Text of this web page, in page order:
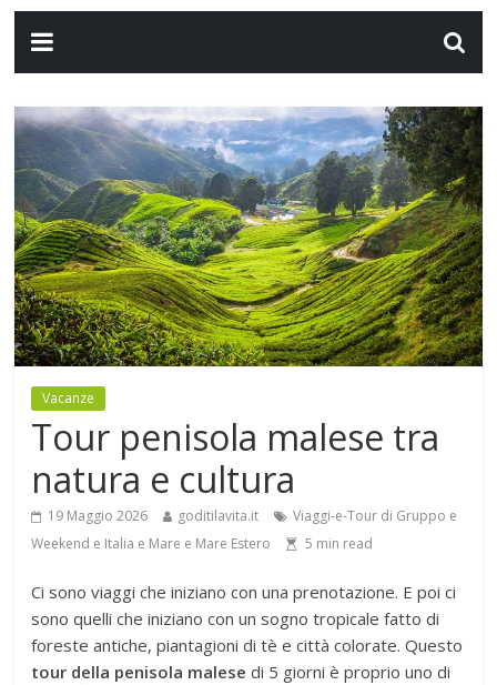
Vacanze
Tour penisola malese tra
natura e cultura
19 Maggio 2026 goditilavita.it
Viaggi-e-Tour di Gruppo e
Weekend e Italia e Mare e Mare Estero
5 min read
Ci sono viaggi che iniziano con una prenotazione. E poi ci
sono quelli che iniziano con un sogno tropicale fatto di
foreste antiche, piantagioni di tè e città colorate. Questo
tour della penisola malese di 5 giorni è proprio uno di